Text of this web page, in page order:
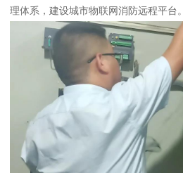
理体系，建设城市物联网消防远程平台。